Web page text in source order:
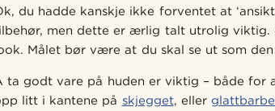
du hadde kanskje ikke forventet at
men dette er ærlig talt utrolig viktig.
Målet bør være at du skal se ut som
ta godt vare på huden er viktig – både for
litt i kantene på skjegget, eller